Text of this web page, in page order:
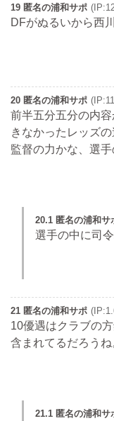
19 匿名の浦和サポ
DFがぬるいから西
20 匿名の浦和サポ
前半五分五分の内
きなかったレッズ
監督の力かな、選
20.1 匿名の浦和サ
選手の中に司
21 匿名の浦和サポ
10優遇はクラブの
含まれてるだろうね
21.1 匿名の浦和サ